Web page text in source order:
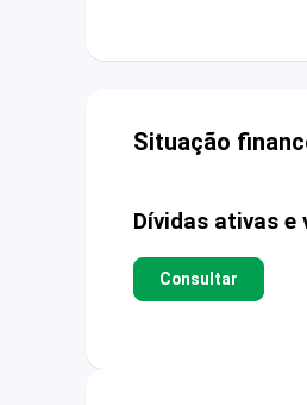
Situação
Dívidas ativas e
Consultar